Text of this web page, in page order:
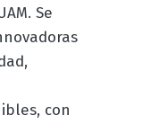
Se
con